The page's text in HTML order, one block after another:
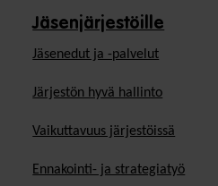
Jäsenjärjestöille
Jäsen­edut ja -palvelut
Järjestön hyvä hallinto
Vaikuttavuus järjestöissä
Ennakointi- ja strategiatyö